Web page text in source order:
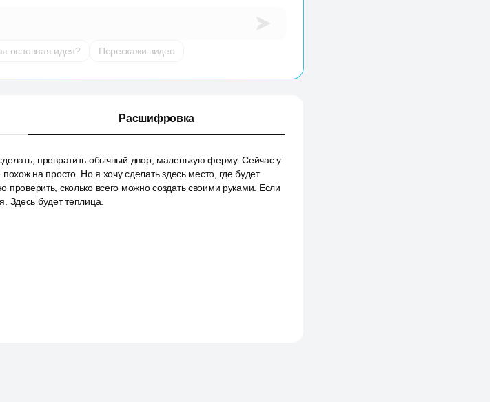
основная идея? Перескажи видео
Расшифровка
превратить обычный двор, маленькую ферму. Сейчас у
на просто. Но я хочу сделать здесь место, где будет
сколько всего можно создать своими руками. Если
Здесь будет теплица.